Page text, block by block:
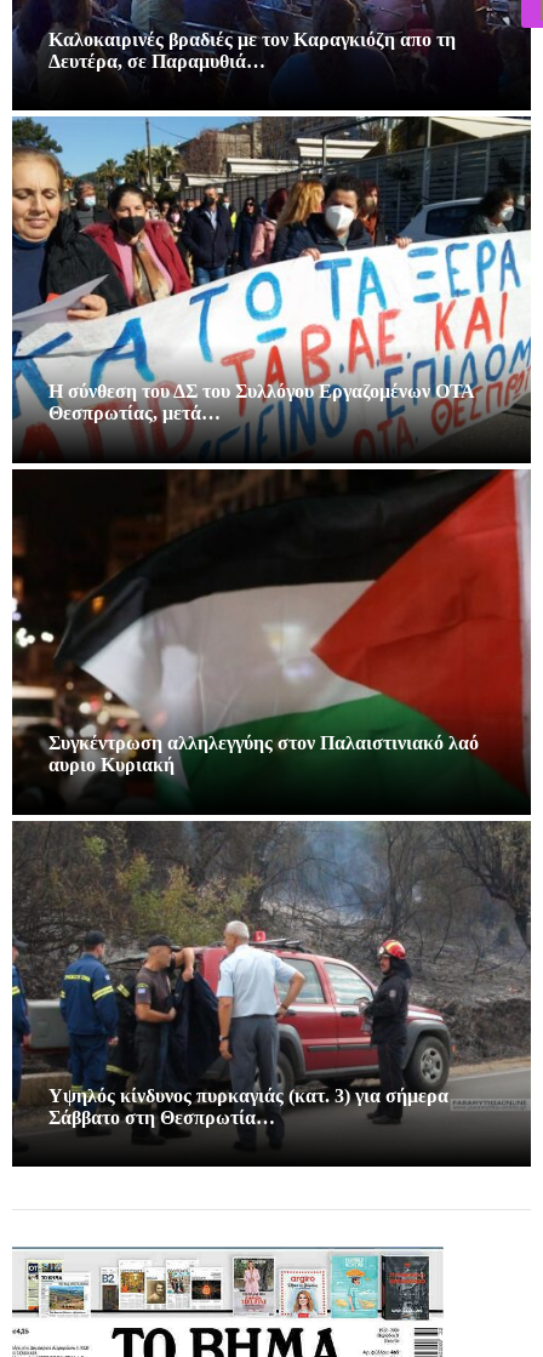
Καλοκαιρινές βραδιές με τον Καραγκιόζη απο τη
Δευτέρα, σε Παραμυθιά…
Η σύνθεση του ΔΣ του Συλλόγου Εργαζομένων ΟΤΑ
Θεσπρωτίας, μετά…
Συγκέντρωση αλληλεγγύης στον Παλαιστινιακό λαό
αυριο Κυριακή
Υψηλός κίνδυνος πυρκαγιάς (κατ. 3) για σήμερα
Σάββατο στη Θεσπρωτία…